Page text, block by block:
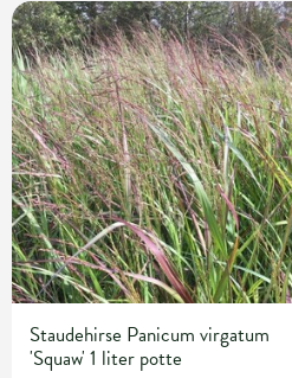
Staudehirse Panicum virgatum
'Squaw' 1 liter potte